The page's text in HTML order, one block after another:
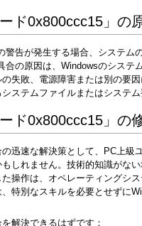
ド0x800ccc15」の
警告が発生する場合、システム
合の原因は、Windowsのシステ
失敗、電源障害または別の要
ステムファイルまたはシステ
ード0x800ccc15」の
迅速な解決策として、PC上級
しれません。技術的知識がな
操作は、オペレーティングシ
特別なスキルを必要とせずに
解決できるはずです：